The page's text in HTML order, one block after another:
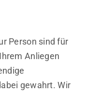
Person sind für
Anliegen
gewahrt. Wir